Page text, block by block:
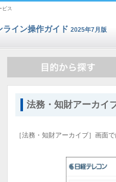
ビス
ライン操作ガイド 2025年7月版
法務・知財アーカイ
［法務・知財アーカイブ］画面